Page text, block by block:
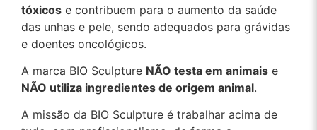
tóxicos e contribuem para o aumento da saúde
das unhas e pele, sendo adequados para grávidas
e doentes oncológicos.
A marca BIO Sculpture NÃO testa em animais e
NÃO utiliza ingredientes de origem animal.
A missão da BIO Sculpture é trabalhar acima de